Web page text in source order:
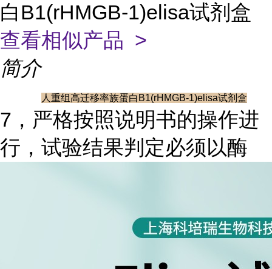
白B1(rHMGB-1)elisa试剂盒
查看相似产品 >
简介
人重组高迁移率族蛋白B1(rHMGB-1)elisa试剂盒
7，严格按照说明书的操作进
行，试验结果判定必须以酶